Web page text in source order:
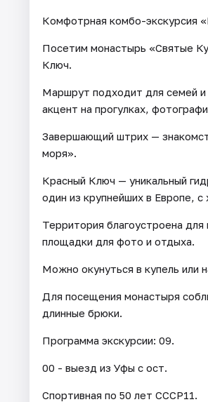
Комфотрная комбо-экскурсия
Посетим монастырь «Святые
Ключ.
Маршрут подходит для семей и
акцент на прогулках,
Завершающий штрих —
моря».
​Красный Ключ — уникальный
один из крупнейших в Европе,
Территория благоустроена
площадки для фото и отдыха.
Можно окунуться в купель или
​Для посещения монастыря
длинные брюки.
Программа экскурсии: 09.
00 - выезд из Уфы с ост.
Спортивная по 50 лет СССР11.